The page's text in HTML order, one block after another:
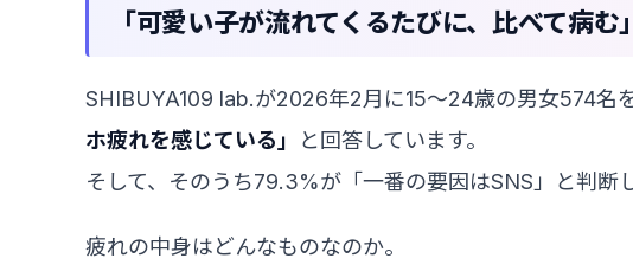
「可愛い子が流れてくるたびに、比べて病
SHIBUYA109 lab.が2026年2月に15〜24歳の男女574名
ホ疲れを感じている」
と回答しています。
そして、そのうち79.3%が「一番の要因はSNS」と判断
疲れの中身はどんなものなのか。